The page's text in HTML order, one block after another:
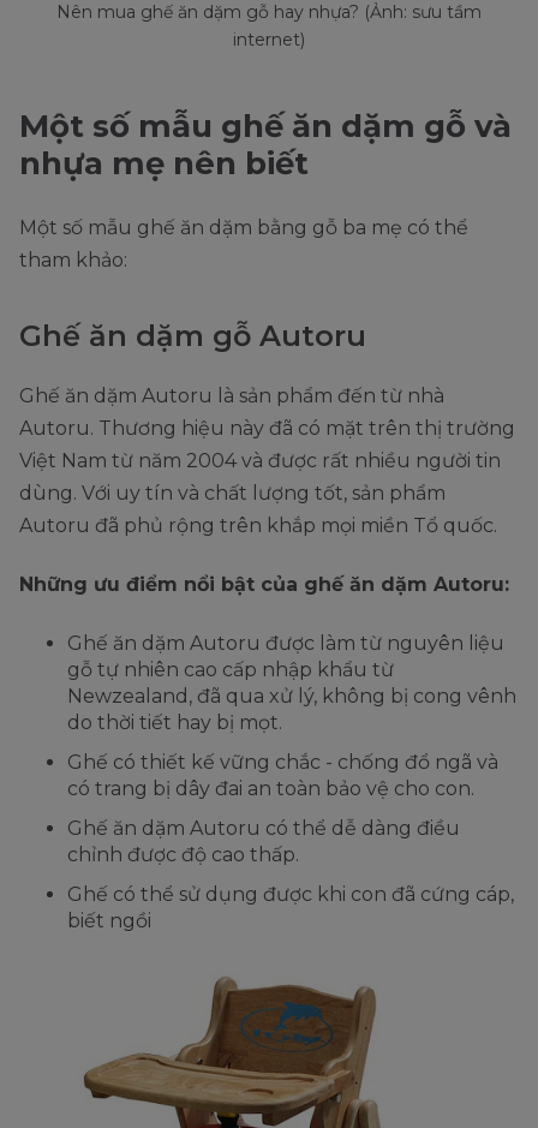
Nên mua ghế ăn dặm gỗ hay nhựa? (Ảnh: sưu tầm
internet)
Một số mẫu ghế ăn dặm gỗ và
nhựa mẹ nên biết
Một số mẫu ghế ăn dặm bằng gỗ ba mẹ có thể
tham khảo:
Ghế ăn dặm gỗ Autoru
Ghế ăn dặm Autoru là sản phẩm đến từ nhà
Autoru. Thương hiệu này đã có mặt trên thị trường
Việt Nam từ năm 2004 và được rất nhiều người tin
dùng. Với uy tín và chất lượng tốt, sản phẩm
Autoru đã phủ rộng trên khắp mọi miền Tổ quốc.
Những ưu điểm nổi bật của ghế ăn dặm Autoru:
Ghế ăn dặm Autoru được làm từ nguyên liệu
gỗ tự nhiên cao cấp nhập khẩu từ
Newzealand, đã qua xử lý, không bị cong vênh
do thời tiết hay bị mọt.
Ghế có thiết kế vững chắc - chống đổ ngã và
có trang bị dây đai an toàn bảo vệ cho con.
Ghế ăn dặm Autoru có thể dễ dàng điều
chỉnh được độ cao thấp.
Ghế có thể sử dụng được khi con đã cứng cáp,
biết ngồi